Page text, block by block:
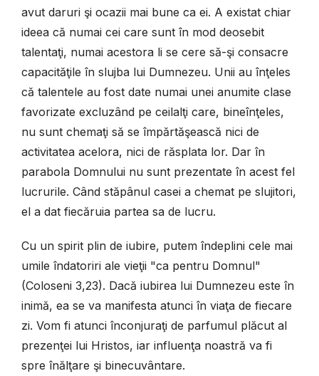
avut daruri şi ocazii mai bune ca ei. A existat chiar
ideea că numai cei care sunt în mod deosebit
talentaţi, numai acestora li se cere să-şi consacre
capacităţile în slujba lui Dumnezeu. Unii au înţeles
că talentele au fost date numai unei anumite clase
favorizate excluzând pe ceilalţi care, bineînţeles,
nu sunt chemaţi să se împărtăşească nici de
activitatea acelora, nici de răsplata lor. Dar în
parabola Domnului nu sunt prezentate în acest fel
lucrurile. Când stăpânul casei a chemat pe slujitori,
el a dat fiecăruia partea sa de lucru.
Cu un spirit plin de iubire, putem îndeplini cele mai
umile îndatoriri ale vieţii "ca pentru Domnul"
(Coloseni 3,23). Dacă iubirea lui Dumnezeu este în
inimă, ea se va manifesta atunci în viaţa de fiecare
zi. Vom fi atunci înconjuraţi de parfumul plăcut al
prezenţei lui Hristos, iar influenţa noastră va fi
spre înălţare şi binecuvântare.